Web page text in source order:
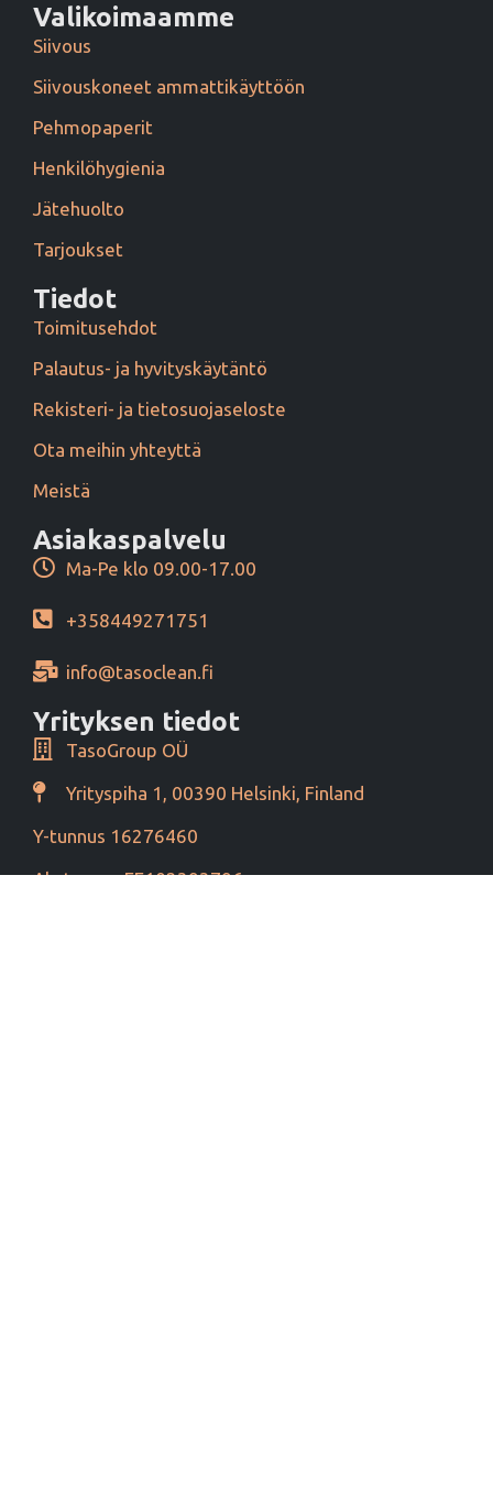
Valikoimaamme
Siivous
Siivouskoneet ammattikäyttöön
Pehmopaperit
Henkilöhygienia
Jätehuolto
Tarjoukset
Tiedot
Toimitusehdot
Palautus- ja hyvityskäytäntö
Rekisteri- ja tietosuojaseloste
Ota meihin yhteyttä
Meistä
Asiakaspalvelu
Ma-Pe klo 09.00-17.00
+358449271751
info@tasoclean.fi
Yrityksen tiedot
TasoGroup OÜ
Yrityspiha 1, 00390 Helsinki, Finland
Y-tunnus 16276460
Alv tunnus EE102393796